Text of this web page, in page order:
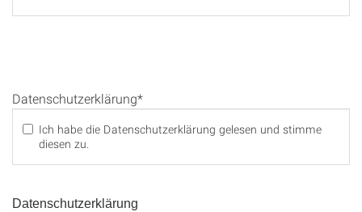
Datenschutzerklärung*
Ich habe die Datenschutzerklärung gelesen und stimme
diesen zu.
Datenschutzerklärung